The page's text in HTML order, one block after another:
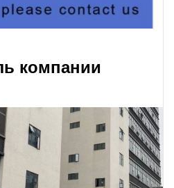
компании